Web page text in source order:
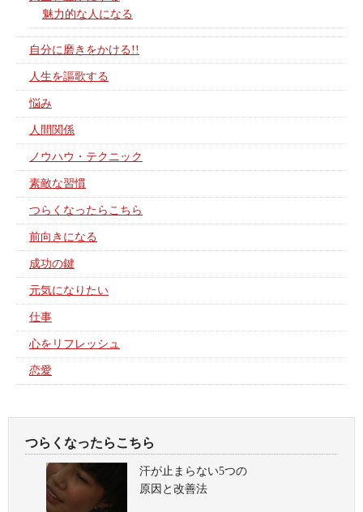
魅力的な人になる
自分に磨きをかける!!
人生を謳歌する
悩み
人間関係
ノウハウ・テクニック
素敵な習慣
つらくなったらこちら
前向きになる
成功の鍵
元気になりたい
仕事
心をリフレッシュ
恋愛
つらくなったらこちら
汗が止まらない5つの
原因と改善法